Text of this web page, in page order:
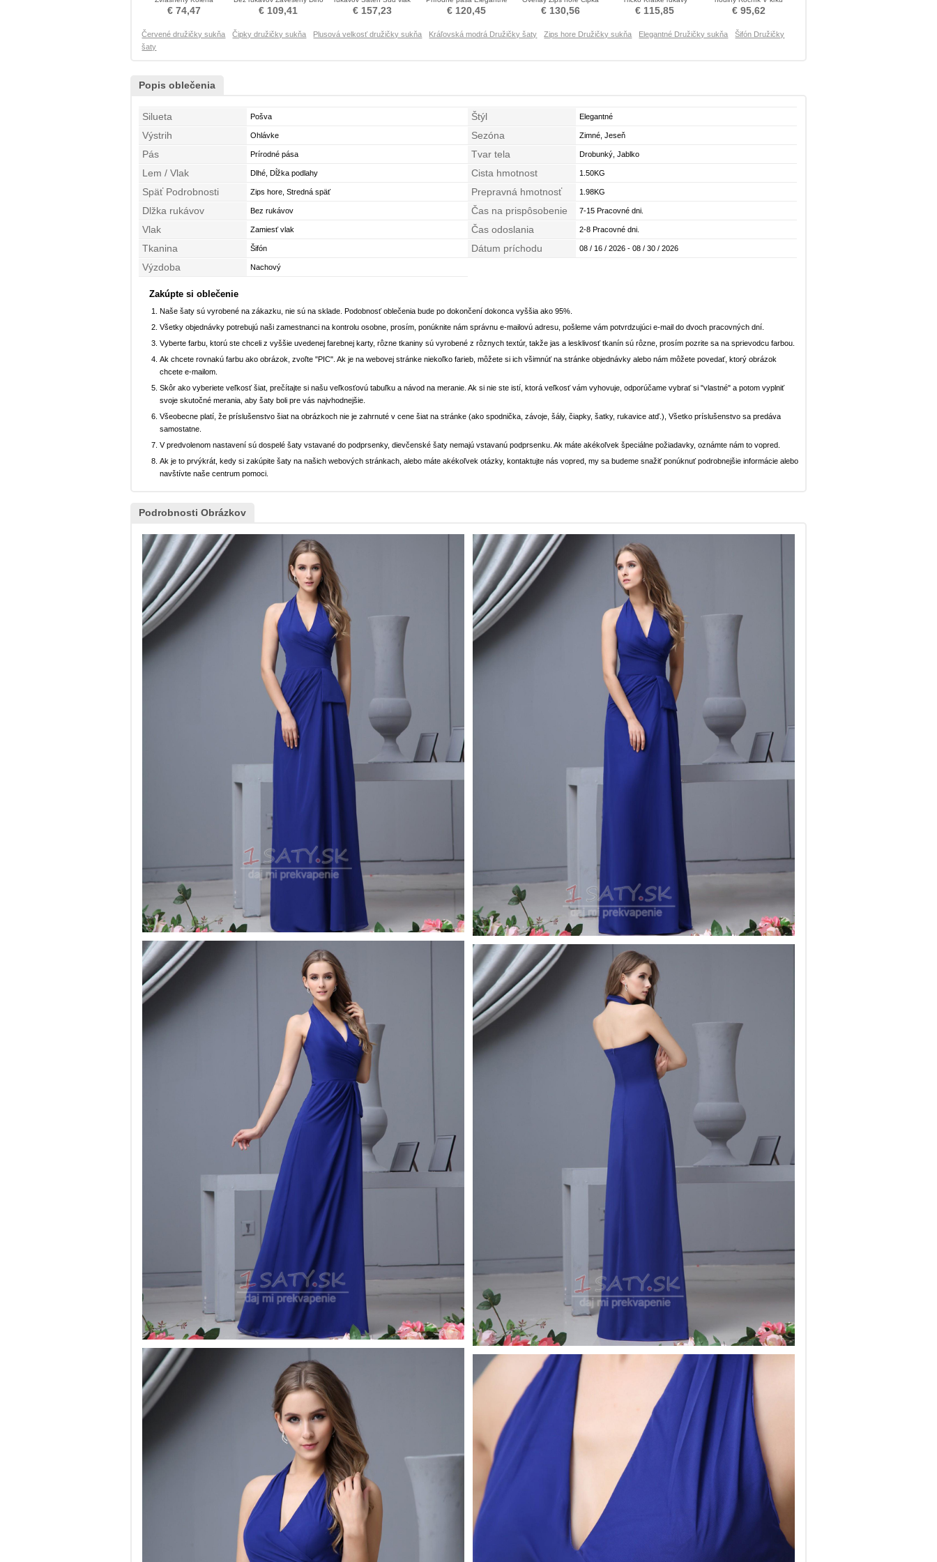
Neformálne Družičky šaty
€ 74,47
Družičky šaty
€ 109,41
Prírodné pása Družičky šaty
€ 157,23
Družičky šaty
€ 120,45
Družičky šaty
€ 130,56
Družičky šaty
€ 115,85
Služkinja obleko časti
€ 95,62
Červené družičky sukňa Čipky družičky sukňa Plusová velkosť družičky sukňa Kráľovská modrá Družičky šaty Zips hore Družičky sukňa Elegantné Družičky sukňa
Šifón Družičky
šaty
Popis oblečenia
Silueta Pošva Štýl Elegantné
Výstrih Ohlávke Sezóna Zimné, Jeseň
Pás Prírodné pása Tvar tela Drobunký, Jablko
Lem / Vlak Dlhé, Dĺžka podlahy Cista hmotnost 1.50KG
Späť Podrobnosti Zips hore, Stredná späť Prepravná hmotnosť 1.98KG
Dlžka rukávov Bez rukávov Čas na prispôsobenie 7-15 Pracovné dni.
Vlak Zamiesť vlak Čas odoslania 2-8 Pracovné dni.
Tkanina Šifón Dátum príchodu 08 / 16 / 2026 - 08 / 30 / 2026
Výzdoba Nachový
Zakúpte si oblečenie
Naše šaty sú vyrobené na zákazku, nie sú na sklade. Podobnosť oblečenia bude po dokončení dokonca vyššia ako 95%.
Všetky objednávky potrebujú naši zamestnanci na kontrolu osobne, prosím, ponúknite nám správnu e-mailovú adresu, pošleme vám potvrdzujúci e-mail do dvoch pracovných dní.
Vyberte farbu, ktorú ste chceli z vyššie uvedenej farebnej karty, rôzne tkaniny sú vyrobené z rôznych textúr, takže jas a lesklivosť tkanín sú rôzne, prosím pozrite sa na sprievodcu farbou.
Ak chcete rovnakú farbu ako obrázok, zvoľte "PIC". Ak je na webovej stránke niekoľko farieb, môžete si ich všimnúť na stránke objednávky alebo nám môžete povedať, ktorý obrázok
chcete e-mailom.
Skôr ako vyberiete veľkosť šiat, prečítajte si našu veľkosťovú tabuľku a návod na meranie. Ak si nie ste istí, ktorá veľkosť vám vyhovuje, odporúčame vybrať si "vlastné" a potom vyplniť
svoje skutočné merania, aby šaty boli pre vás najvhodnejšie.
Všeobecne platí, že príslušenstvo šiat na obrázkoch nie je zahrnuté v cene šiat na stránke (ako spodnička, závoje, šály, čiapky, šatky, rukavice atď.), Všetko príslušenstvo sa predáva
samostatne.
V predvolenom nastavení sú dospelé šaty vstavané do podprsenky, dievčenské šaty nemajú vstavanú podprsenku. Ak máte akékoľvek špeciálne požiadavky, oznámte nám to vopred.
Ak je to prvýkrát, kedy si zakúpite šaty na našich webových stránkach, alebo máte akékoľvek otázky, kontaktujte nás vopred, my sa budeme snažiť ponúknuť podrobnejšie informácie alebo
navštívte naše centrum pomoci.
Podrobnosti Obrázkov